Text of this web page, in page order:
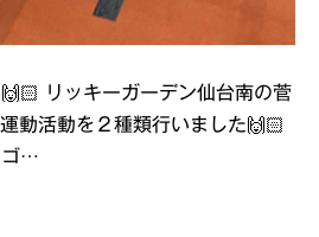
リッキーガーデン仙台南の菅
動活動を２種類行いました🙌🏻
ゴ…